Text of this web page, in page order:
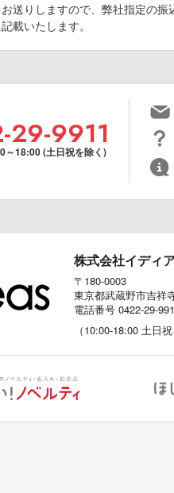
送りしますので、弊社指定の振
載いたします。
29-9911
～18:00 (土日祝を除く)
株式会社イディ
〒180-0003
東京都武蔵野市吉祥
電話番号 0422-29-
（10:00-18:00 土日祝